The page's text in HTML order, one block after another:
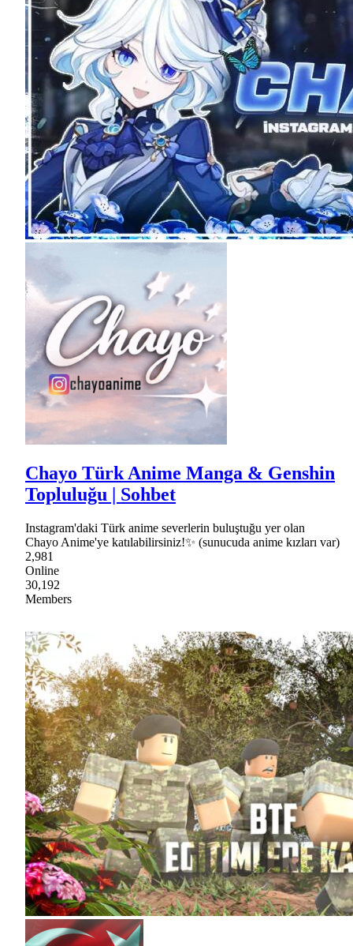
Chayo Türk Anime Manga & Genshin
Topluluğu | Sohbet
Instagram'daki Türk anime severlerin buluştuğu yer olan
Chayo Anime'ye katılabilirsiniz!✨ (sunucuda anime kızları var)
2,981
Online
30,192
Members